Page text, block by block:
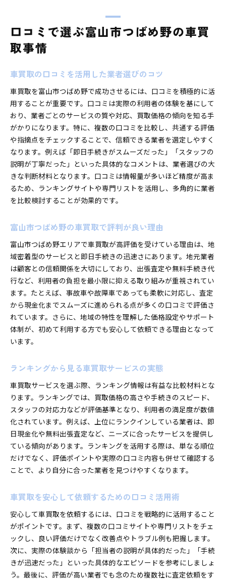
口コミで選ぶ富山市つばめ野の車買
取事情
車買取の口コミを活用した業者選びのコツ
車買取を富山市つばめ野で成功させるには、口コミを積極的に活
用することが重要です。口コミは実際の利用者の体験を基にして
おり、業者ごとのサービスの質や対応、買取価格の傾向を知る手
がかりになります。特に、複数の口コミを比較し、共通する評価
や指摘点をチェックすることで、信頼できる業者を選定しやすく
なります。例えば「即日手続きがスムーズだった」「スタッフの
説明が丁寧だった」といった具体的なコメントは、業者選びの大
きな判断材料となります。口コミは情報量が多いほど精度が高ま
るため、ランキングサイトや専門リストを活用し、多角的に業者
を比較検討することが効果的です。
富山市つばめ野の車買取で評判が良い理由
富山市つばめ野エリアで車買取が高評価を受けている理由は、地
域密着型のサービスと即日手続きの迅速さにあります。地元業者
は顧客との信頼関係を大切にしており、出張査定や無料手続き代
行など、利用者の負担を最小限に抑える取り組みが重視されてい
ます。たとえば、事故車や故障車であっても柔軟に対応し、査定
から現金化までスムーズに進められる点が多くの口コミで評価さ
れています。さらに、地域の特性を理解した価格設定やサポート
体制が、初めて利用する方でも安心して依頼できる理由となって
います。
ランキングから見る車買取サービスの実態
車買取サービスを選ぶ際、ランキング情報は有益な比較材料とな
ります。ランキングでは、買取価格の高さや手続きのスピード、
スタッフの対応力などが評価基準となり、利用者の満足度が数値
化されています。例えば、上位にランクインしている業者は、即
日現金化や無料出張査定など、ニーズに合ったサービスを提供し
ている傾向があります。ランキングを活用する際は、単なる順位
だけでなく、評価ポイントや実際の口コミ内容も併せて確認する
ことで、より自分に合った業者を見つけやすくなります。
車買取を安心して依頼するための口コミ活用術
安心して車買取を依頼するには、口コミを戦略的に活用すること
がポイントです。まず、複数の口コミサイトや専門リストをチェ
ックし、良い評価だけでなく改善点やトラブル例も把握します。
次に、実際の体験談から「担当者の説明が具体的だった」「手続
きが迅速だった」といった具体的なエピソードを参考にしましょ
う。最後に、評価が高い業者でも念のため複数社に査定依頼をす